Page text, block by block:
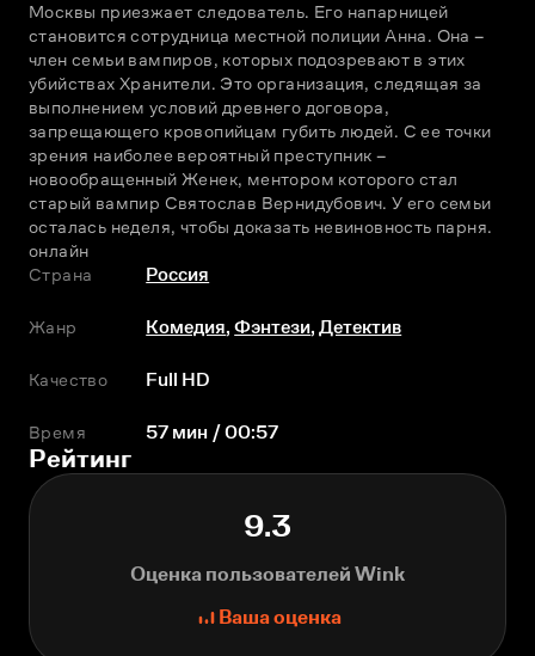
Москвы приезжает следователь. Его напарницей
становится сотрудница местной полиции Анна. Она –
член семьи вампиров, которых подозревают в этих
убийствах Хранители. Это организация, следящая за
выполнением условий древнего договора,
запрещающего кровопийцам губить людей. С ее точки
зрения наиболее вероятный преступник –
новообращенный Женек, ментором которого стал
старый вампир Святослав Вернидубович. У его семьи
осталась неделя, чтобы доказать невиновность парня.
онлайн
Страна
Россия
Жанр Комедия,Фэнтези,Детектив
Качество Full HD
Время 57 мин / 00:57
Рейтинг
9.3
Оценка пользователей Wink
Ваша оценка